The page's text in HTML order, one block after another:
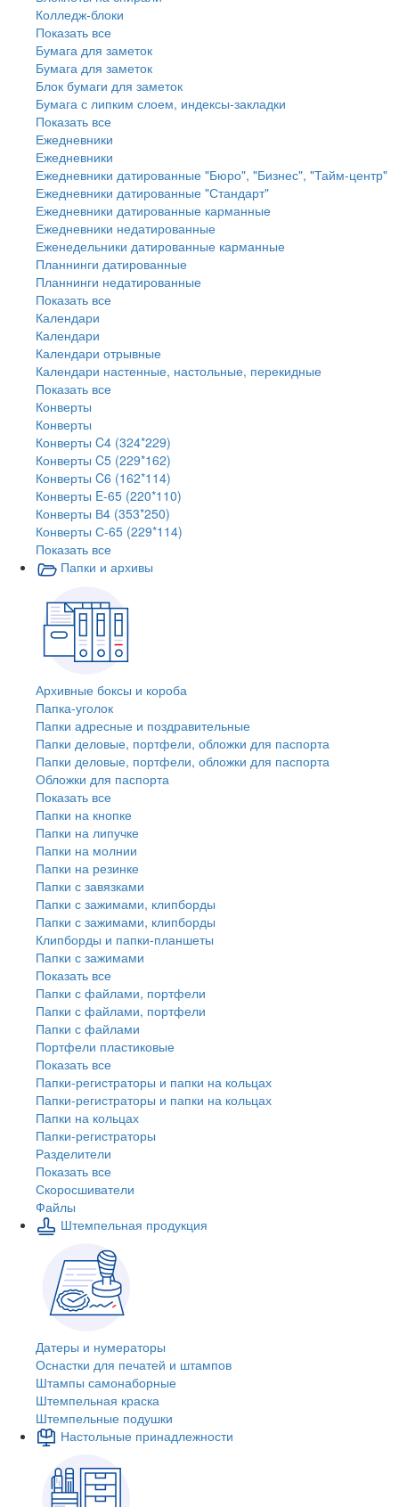
Колледж-блоки
Показать все
Бумага для заметок
Бумага для заметок
Блок бумаги для заметок
Бумага с липким слоем, индексы-закладки
Показать все
Ежедневники
Ежедневники
Ежедневники датированные "Бюро", "Бизнес", "Тайм-центр"
Ежедневники датированные "Стандарт"
Ежедневники датированные карманные
Ежедневники недатированные
Еженедельники датированные карманные
Планнинги датированные
Планнинги недатированные
Показать все
Календари
Календари
Календари отрывные
Календари настенные, настольные, перекидные
Показать все
Конверты
Конверты
Конверты C4 (324*229)
Конверты C5 (229*162)
Конверты C6 (162*114)
Конверты E-65 (220*110)
Конверты В4 (353*250)
Конверты С-65 (229*114)
Показать все
Папки и архивы
Архивные боксы и короба
Папка-уголок
Папки адресные и поздравительные
Папки деловые, портфели, обложки для паспорта
Папки деловые, портфели, обложки для паспорта
Обложки для паспорта
Показать все
Папки на кнопке
Папки на липучке
Папки на молнии
Папки на резинке
Папки с завязками
Папки с зажимами, клипборды
Папки с зажимами, клипборды
Клипборды и папки-планшеты
Папки с зажимами
Показать все
Папки с файлами, портфели
Папки с файлами, портфели
Папки с файлами
Портфели пластиковые
Показать все
Папки-регистраторы и папки на кольцах
Папки-регистраторы и папки на кольцах
Папки на кольцах
Папки-регистраторы
Разделители
Показать все
Скоросшиватели
Файлы
Штемпельная продукция
Датеры и нумераторы
Оснастки для печатей и штампов
Штампы самонаборные
Штемпельная краска
Штемпельные подушки
Настольные принадлежности